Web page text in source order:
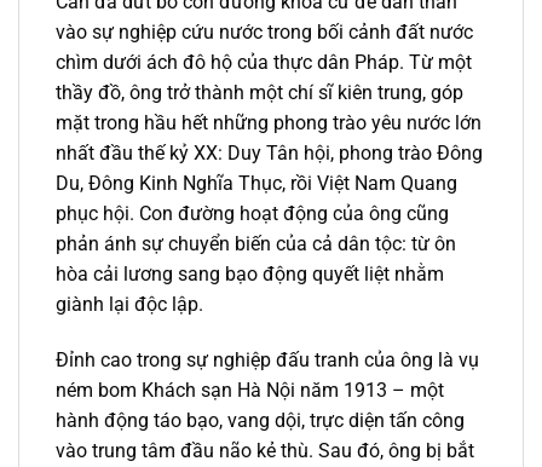
vào sự nghiệp cứu nước trong bối cảnh đất nước
chìm dưới ách đô hộ của thực dân Pháp. Từ một
thầy đồ, ông trở thành một chí sĩ kiên trung, góp
mặt trong hầu hết những phong trào yêu nước lớn
nhất đầu thế kỷ XX: Duy Tân hội, phong trào Đông
Du, Đông Kinh Nghĩa Thục, rồi Việt Nam Quang
phục hội. Con đường hoạt động của ông cũng
phản ánh sự chuyển biến của cả dân tộc: từ ôn
hòa cải lương sang bạo động quyết liệt nhằm
giành lại độc lập.
Đỉnh cao trong sự nghiệp đấu tranh của ông là vụ
ném bom Khách sạn Hà Nội năm 1913 – một
hành động táo bạo, vang dội, trực diện tấn công
vào trung tâm đầu não kẻ thù. Sau đó, ông bị bắt